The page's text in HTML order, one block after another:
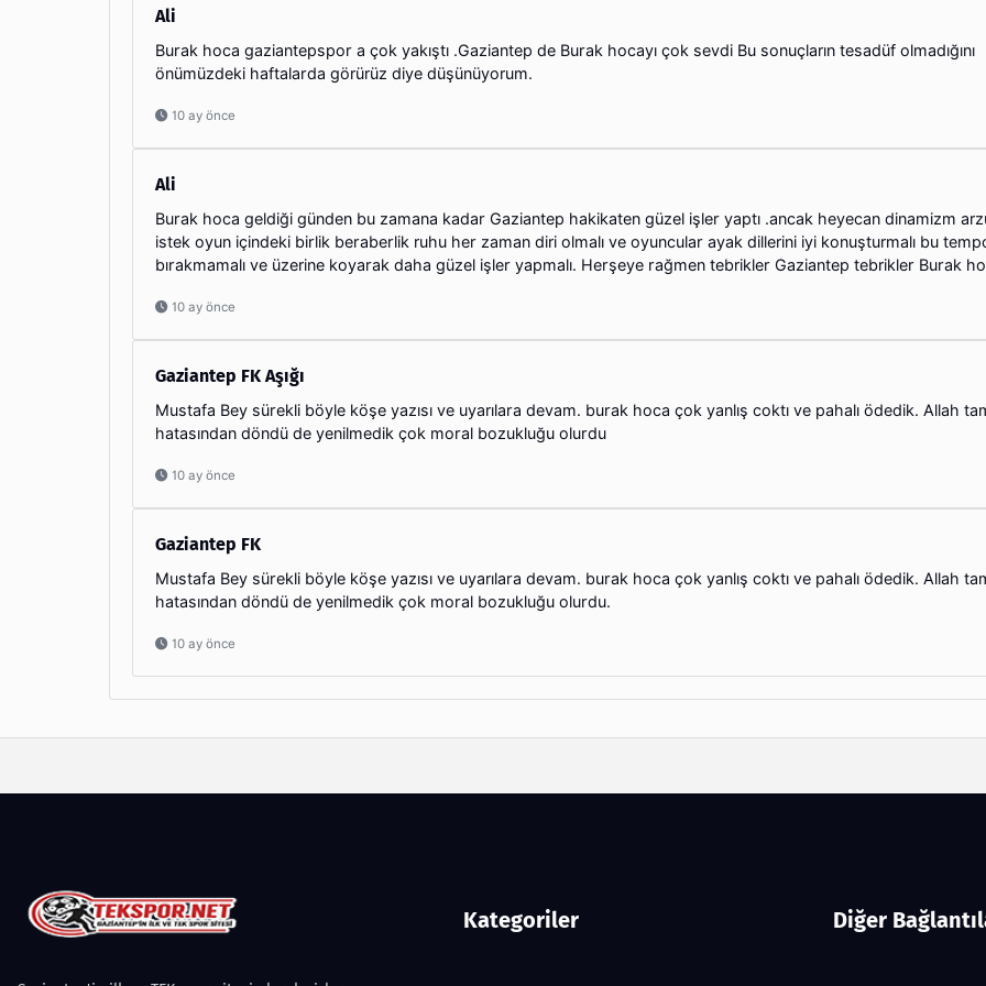
Ali
Burak hoca gaziantepspor a çok yakıştı .Gaziantep de Burak hocayı çok sevdi Bu sonuçların tesadüf olmadığını
önümüzdeki haftalarda görürüz diye düşünüyorum.
10 ay önce
Ali
Burak hoca geldiği günden bu zamana kadar Gaziantep hakikaten güzel işler yaptı .ancak heyecan dinamizm
istek oyun içindeki birlik beraberlik ruhu her zaman diri olmalı ve oyuncular ayak dillerini iyi konuşturmalı bu
bırakmamalı ve üzerine koyarak daha güzel işler yapmalı. Herşeye rağmen tebrikler Gaziantep tebrikler Burak
10 ay önce
Gaziantep FK Aşığı
Mustafa Bey sürekli böyle köşe yazısı ve uyarılara devam. burak hoca çok yanlış coktı ve pahalı ödedik. Allah
hatasından döndü de yenilmedik çok moral bozukluğu olurdu
10 ay önce
Gaziantep FK
Mustafa Bey sürekli böyle köşe yazısı ve uyarılara devam. burak hoca çok yanlış coktı ve pahalı ödedik. Allah
hatasından döndü de yenilmedik çok moral bozukluğu olurdu.
10 ay önce
Kategoriler Diğer